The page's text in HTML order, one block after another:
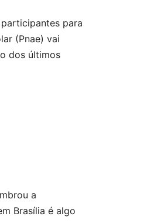
para
(Pnae) vai
dos últimos
a
Brasília é algo